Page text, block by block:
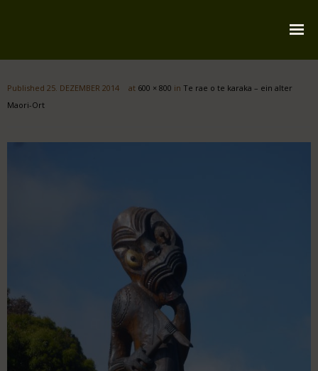
Über mich
Published 25. DEZEMBER 2014 at 600 × 800 in Te rae o te karaka – ein alter
Maori-Ort